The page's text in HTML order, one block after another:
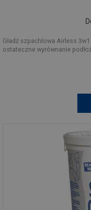
Gładź szpachlowa Airless
ostateczne wyrównanie